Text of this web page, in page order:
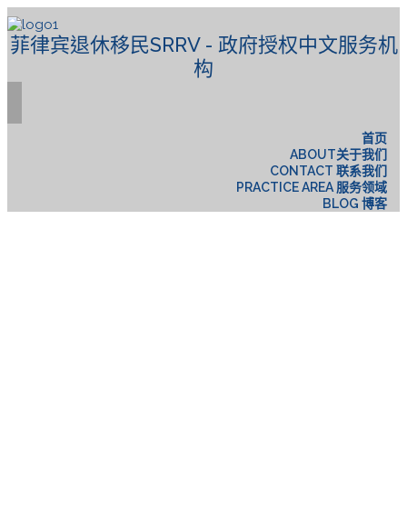
菲律宾退休移民SRRV - 政府授权中文服务机
构
首页
ABOUT关于我们
CONTACT 联系我们
PRACTICE AREA 服务领域
BLOG 博客